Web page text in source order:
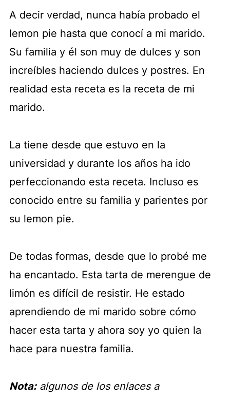
A decir verdad, nunca había probado el
lemon pie hasta que conocí a mi marido.
Su familia y él son muy de dulces y son
increíbles haciendo dulces y postres. En
realidad esta receta es la receta de mi
marido.
La tiene desde que estuvo en la
universidad y durante los años ha ido
perfeccionando esta receta. Incluso es
conocido entre su familia y parientes por
su lemon pie.
De todas formas, desde que lo probé me
ha encantado. Esta tarta de merengue de
limón es difícil de resistir. He estado
aprendiendo de mi marido sobre cómo
hacer esta tarta y ahora soy yo quien la
hace para nuestra familia.
Nota:algunos de los enlaces a